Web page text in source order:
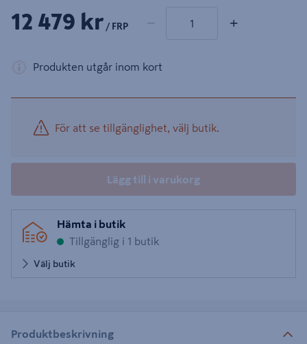
12 479 kr / FRP − +
Produkten utgår inom kort
För att se tillgänglighet, välj butik.
Lägg till i varukorg
Hämta i butik
Tillgänglig i 1 butik
Välj butik
Produktbeskrivning